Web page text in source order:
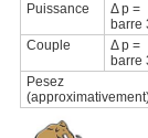
Puissance Δp=
barre
Couple Δp=
barre
Pesez